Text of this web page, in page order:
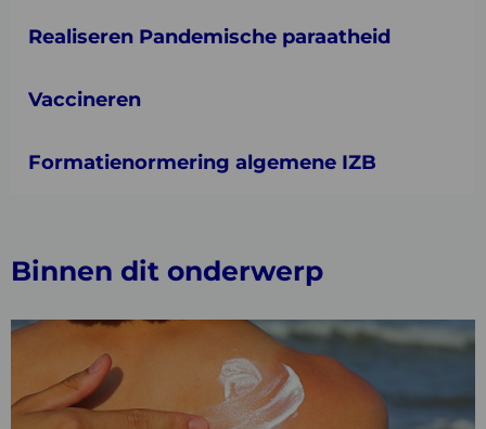
Realiseren Pandemische paraatheid
Vaccineren
Formatienormering algemene IZB
Binnen dit onderwerp
Bekijk
onderwerp
Reizigerszorg